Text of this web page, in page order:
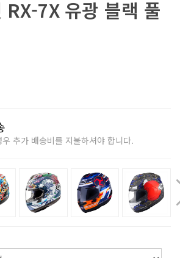
RX-7X 유광 블랙 풀
추가 배송비를 지불하셔야 합니다.